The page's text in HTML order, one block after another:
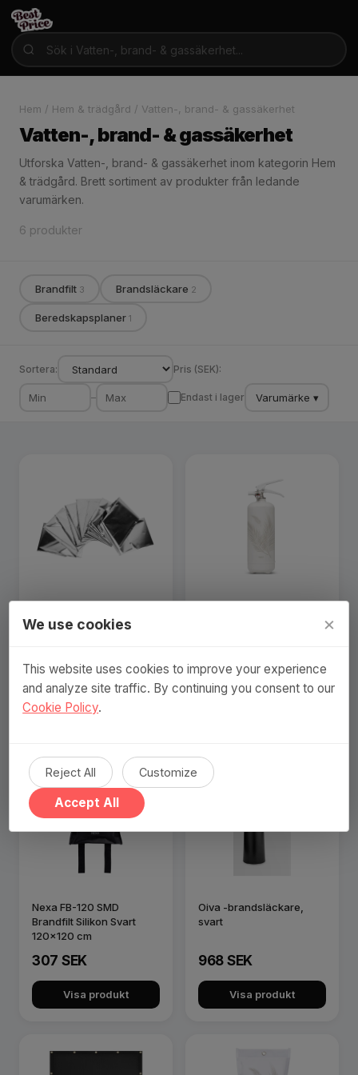
Hem / Hem & trädgård / Vatten-, brand- & gassäkerhet
Vatten-, brand- & gassäkerhet
Utforska Vatten-, brand- & gassäkerhet inom kategorin Hem
& trädgård. Brett sortiment av produkter från ledande
varumärken.
6 produkter
Brandfilt 3 Brandsläckare 2
Beredskapsplaner 1
Sortera: Pris (SEK):
– Endast i lager Varumärke ▾
Överlevnadsfilt för
utomhusbruk - 5-pack
182 SEK
Visa produkt
1 140 SEK
Nexa FB-120 SMD
Brandfilt Silikon Svart
120x120 cm
307 SEK
Visa produkt
Oiva -brandsläckare,
svart
968 SEK
Visa produkt
We use cookies ×
This website uses cookies to improve your experience
and analyze site traffic. By continuing you consent to our
Cookie Policy.
Reject All Customize
Accept All